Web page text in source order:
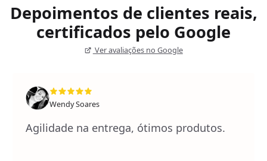
Depoimentos de clientes reais,
certificados pelo Google
Ver avaliações no Google
Wendy Soares
Agilidade na entrega, ótimos produtos.